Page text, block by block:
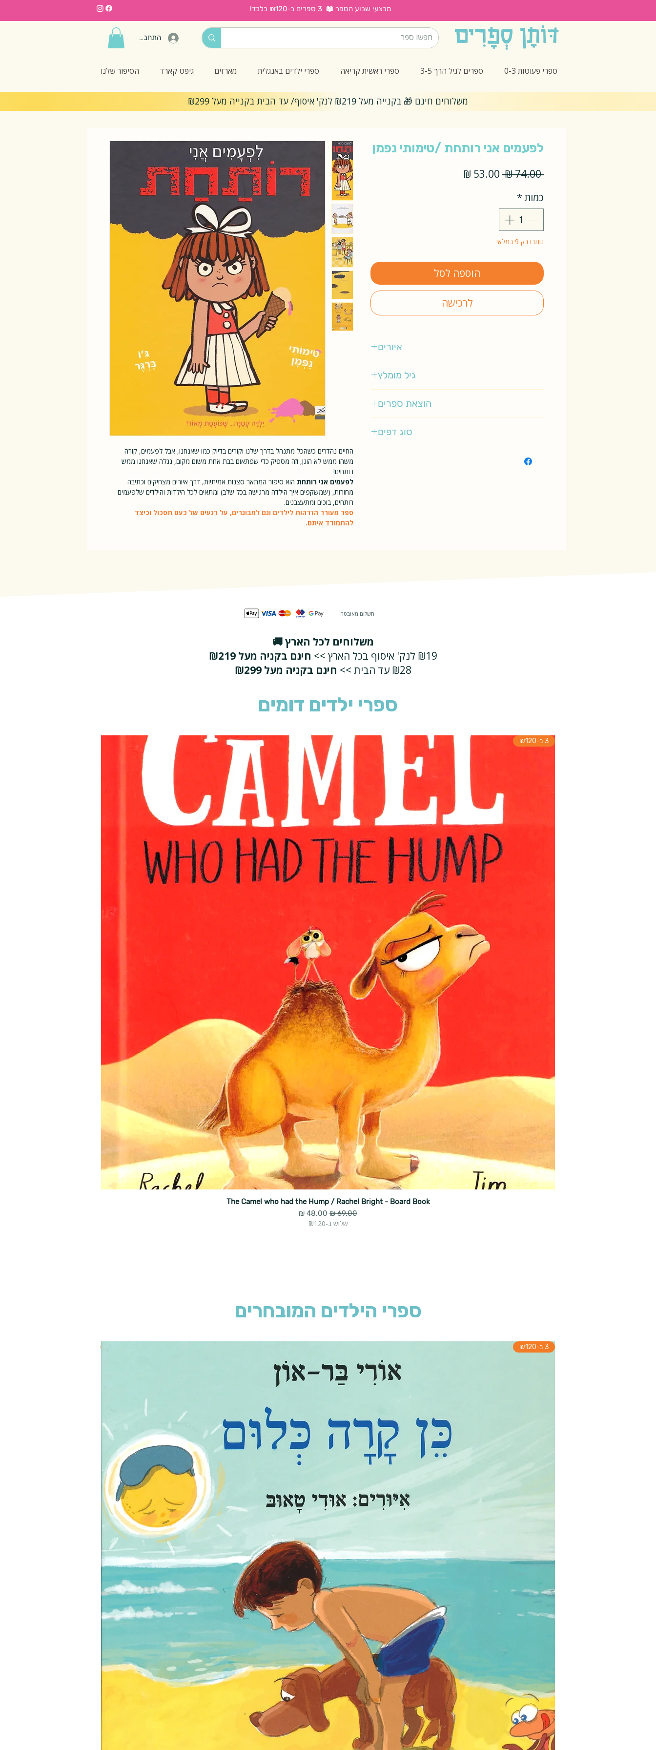
מבצעי שבוע הספר 📖 3 ספרים ב-₪120 בלבד!
התחברות
ספרי פעוטות 0-3 ספרים לגיל הרך 3-5 ספרי ראשית קריאה ספרי ילדים באנגלית מארזים גיפט קארד הסיפור שלנו
משלוחים חינם 🎁 בקנייה מעל ₪219 לנק' איסוף/ עד הבית בקנייה מעל ₪299
החיים נהדרים כשהכל מתנהל בדרך שלנו וקורים בדיוק כמו שאנחנו, אבל לפעמים, קורה
משהו ממש לא הוגן, וזה מספיק כדי שפתאום בבת אחת משום מקום, נגלה שאנחנו ממש
רותחים!
לפעמים אני רותחת הוא סיפור המתאר סצנות אמיתיות, דרך איורים מצחיקים וכתיבה
מחורזת, (שמשקפים איך הילדה מרגישה בכל שלב) ומתאים לכל הילדות והילדים שלפעמים
רותחים, בוכים ומתעצבנים.
ספר מעורר הזדהות לילדים וגם למבוגרים, על רגעים של כעס תסכול וכיצד
להתמודד איתם.
לפעמים אני רותחת /טימותי נפמן
‏74.00 ‏₪
מחיר
כמות*
נותרו רק 9 במלאי
הוספה לסל
לרכישה
איורים
גיל מומלץ
הוצאת ספרים
סוג דפים
תשלום מאובטח
משלוחים לכל הארץ 🚚
₪19 לנק' איסוף בכל הארץ >>
חינם בקניה מעל ₪219
₪28 עד הבית >>
חינם בקניה מעל ₪299
ספרי ילדים דומים
3 ב-₪120
The Camel who had the Hump / Rachel Bright - Board Book
מחיר רגיל מחיר מבצע
שלוש ב-₪120
ספרי הילדים המובחרים
3 ב-₪120